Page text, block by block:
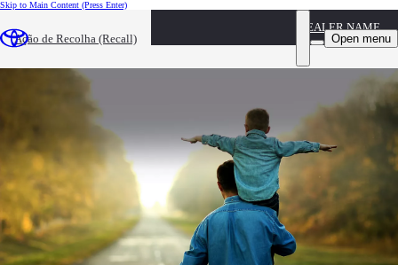
Skip to Main Content (Press Enter)
Ação de Recolha (Recall)
DEALER NAME
Open menu
Toyota Financial Services